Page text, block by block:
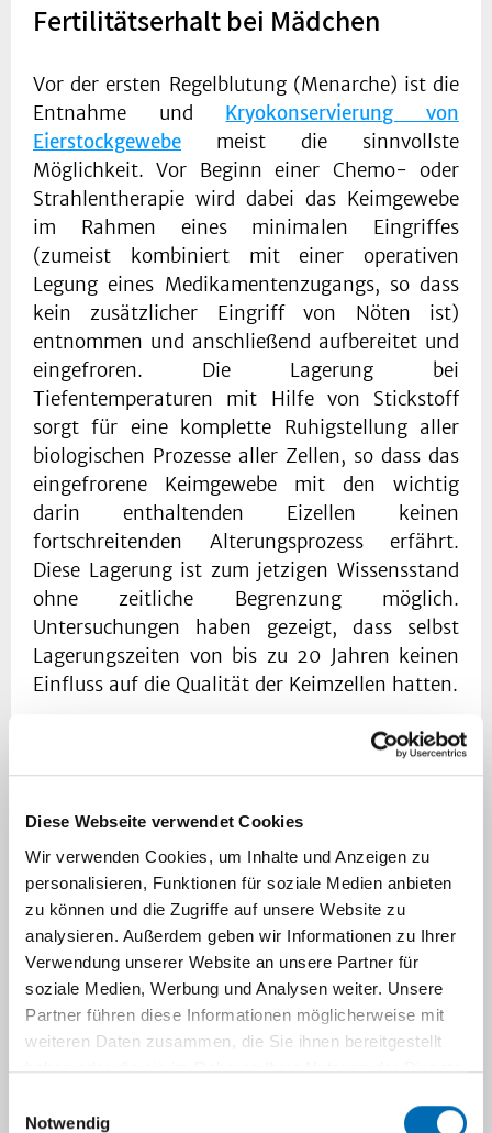
Diese Webseite verwendet Cookies
Wir verwenden Cookies, um Inhalte und Anzeigen zu
personalisieren, Funktionen für soziale Medien anbieten
zu können und die Zugriffe auf unsere Website zu
analysieren. Außerdem geben wir Informationen zu Ihrer
Verwendung unserer Website an unsere Partner für
soziale Medien, Werbung und Analysen weiter. Unsere
Partner führen diese Informationen möglicherweise mit
weiteren Daten zusammen, die Sie ihnen bereitgestellt
haben oder die sie im Rahmen Ihrer Nutzung der Dienste
Notwendig
Fertilitätserhalt bei Mädchen
Vor der ersten Regelblutung (Menarche) ist die
Entnahme und Kryokonservierung von
Eierstockgewebe meist die sinnvollste
Möglichkeit. Vor Beginn einer Chemo- oder
Strahlentherapie wird dabei das Keimgewebe
im Rahmen eines minimalen Eingriffes
(zumeist kombiniert mit einer operativen
Legung eines Medikamentenzugangs, so dass
kein zusätzlicher Eingriff von Nöten ist)
entnommen und anschließend aufbereitet und
eingefroren. Die Lagerung bei
Tiefentemperaturen mit Hilfe von Stickstoff
sorgt für eine komplette Ruhigstellung aller
biologischen Prozesse aller Zellen, so dass das
eingefrorene Keimgewebe mit den wichtig
darin enthaltenden Eizellen keinen
fortschreitenden Alterungsprozess erfährt.
Diese Lagerung ist zum jetzigen Wissensstand
ohne zeitliche Begrenzung möglich.
Untersuchungen haben gezeigt, dass selbst
Lagerungszeiten von bis zu 20 Jahren keinen
Einfluss auf die Qualität der Keimzellen hatten.
Weist das verbliebene Keimgewebe in den
Eierstöcken der jungen Patientinnen nach der
vorzeitiges therapieinduziertes
Funktionsversagen auf - dies kann sich durch
eine fehlende Pubertätsinduktion darstellen
(das Ausbleiben der ersten Regelblutung,
reduzierte bis keine Ausprägung der
sekundären Geschlechtsmerkmale) oder, dass
zum eigentlichen Zeitpunkt des
Kinderwunsches keine regelmäßigen
Monatszyklen durch ausreichend
heranwachsende Eizellen mehr zu verzeichnen
sind, die für die Erfüllung eines